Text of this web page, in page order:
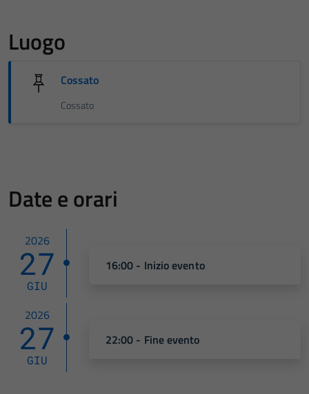
Luogo
Cossato
Cossato
Date e orari
2026
27
GIU
16:00 - Inizio evento
2026
27
GIU
22:00 - Fine evento